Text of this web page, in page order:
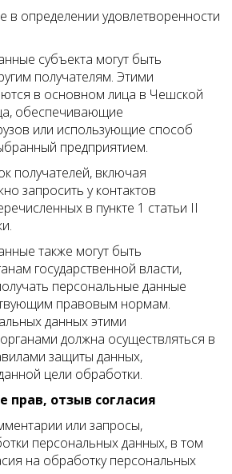
в определении удовлетворенности
субъекта могут быть
получателям. Этими
в основном лица в Чешской
обеспечивающие
или использующие способ
предприятием.
получателей, включая
запросить у контактов
в пункте 1 статьи II
также могут быть
государственной власти,
персональные данные
правовым нормам.
данных этими
должна осуществляться в
защиты данных,
цели обработки.
прав, отзыв согласия
или запросы,
персональных данных, в том
на обработку персональных